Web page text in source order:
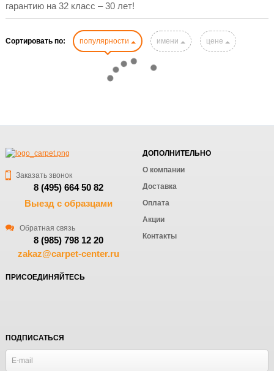
гарантию на 32 класс – 30 лет!
Сортировать по: популярности имени цене
Заказать звонок
8 (495) 664 50 82
Выезд с образцами
Обратная связь
8 (985) 798 12 20
zakaz@carpet-center.ru
ДОПОЛНИТЕЛЬНО
О компании
Доставка
Оплата
Акции
Контакты
ПРИСОЕДИНЯЙТЕСЬ
ПОДПИСАТЬСЯ